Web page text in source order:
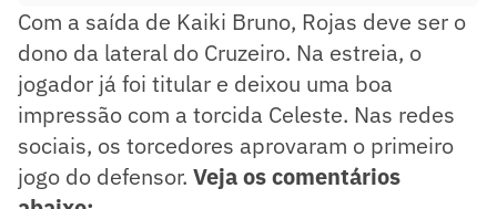
Com a saída de Kaiki Bruno, Rojas deve ser o
dono da lateral do Cruzeiro. Na estreia, o
jogador já foi titular e deixou uma boa
impressão com a torcida Celeste. Nas redes
sociais, os torcedores aprovaram o primeiro
jogo do defensor. Veja os comentários